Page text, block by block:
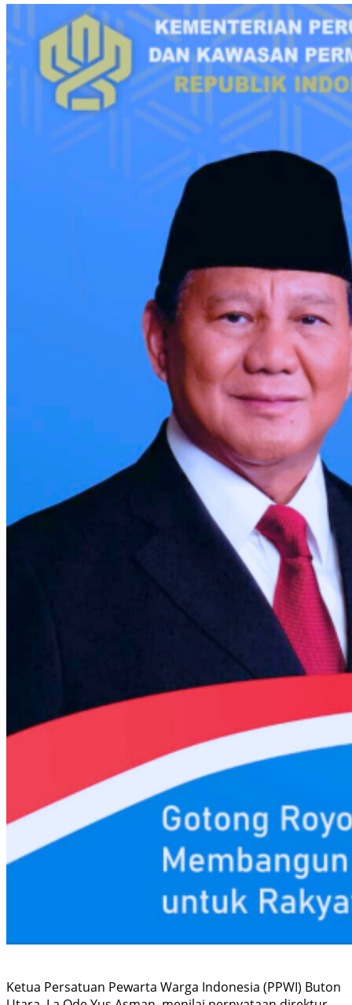
Ketua Persatuan Pewarta Warga Indonesia (PPWI) Buton